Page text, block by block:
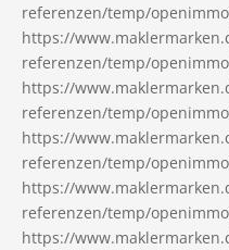
referenzen/temp/
https://
referenzen/temp/
https://
referenzen/temp/
https://
referenzen/temp/
https://
referenzen/temp/
https://